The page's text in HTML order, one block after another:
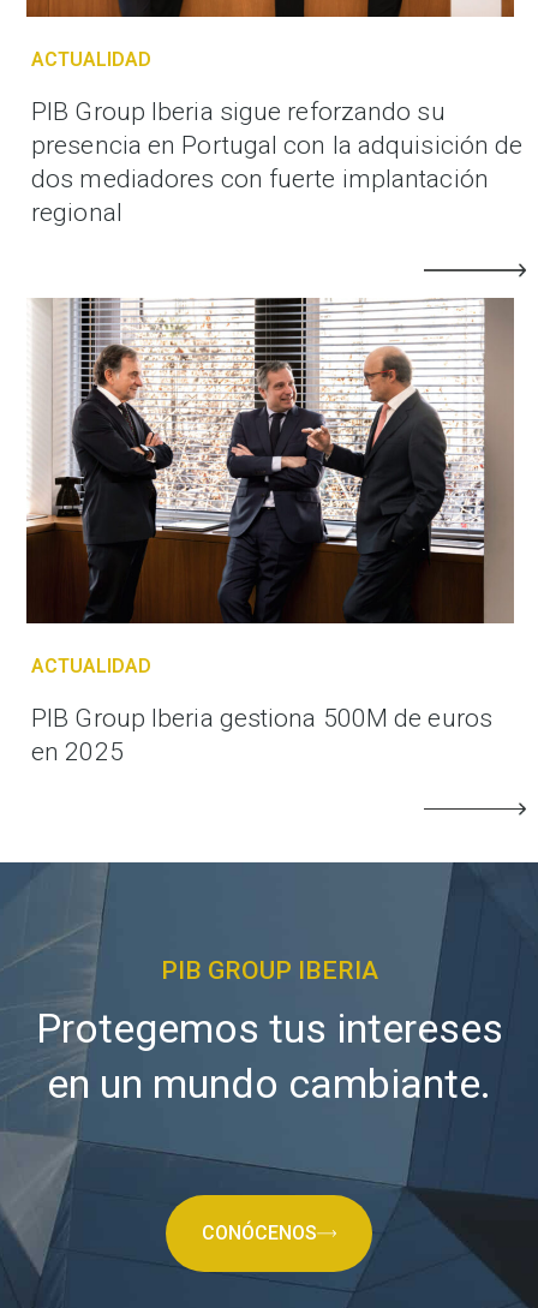
ACTUALIDAD
PIB Group Iberia sigue reforzando su
presencia en Portugal con la adquisición de
dos mediadores con fuerte implantación
regional
ACTUALIDAD
PIB Group Iberia gestiona 500M de euros
en 2025
PIB GROUP IBERIA
Protegemos tus intereses
en un mundo cambiante.
CONÓCENOS